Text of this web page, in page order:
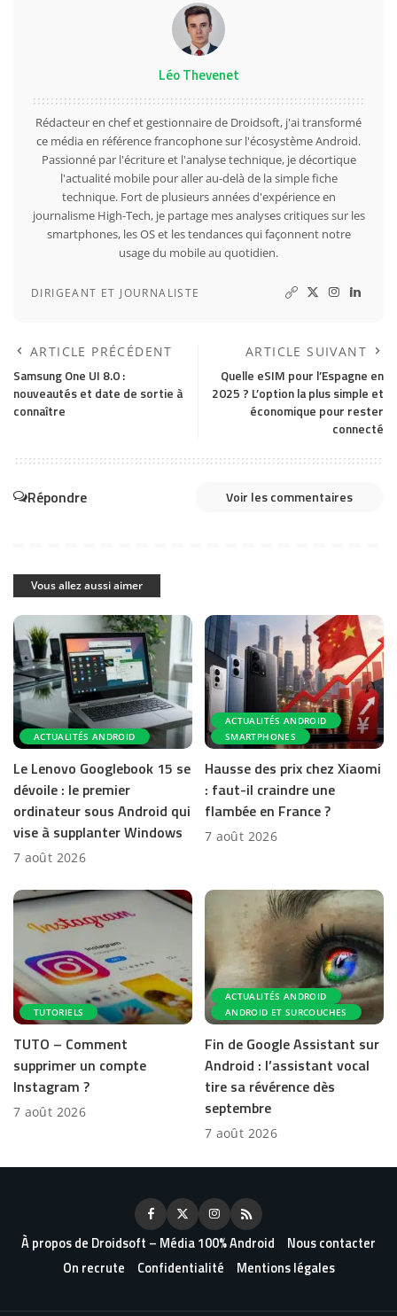
Léo Thevenet
Rédacteur en chef et gestionnaire de Droidsoft, j'ai transformé
ce média en référence francophone sur l'écosystème Android.
Passionné par l'écriture et l'analyse technique, je décortique
l'actualité mobile pour aller au-delà de la simple fiche
technique. Fort de plusieurs années d'expérience en
journalisme High-Tech, je partage mes analyses critiques sur les
smartphones, les OS et les tendances qui façonnent notre
usage du mobile au quotidien.
DIRIGEANT ET JOURNALISTE
ARTICLE PRÉCÉDENT
Samsung One UI 8.0 :
nouveautés et date de sortie à
connaître
ARTICLE SUIVANT
Quelle eSIM pour l’Espagne en
2025 ? L’option la plus simple et
économique pour rester
connecté
Répondre Voir les commentaires
Vous allez aussi aimer
ACTUALITÉS ANDROID
Le Lenovo Googlebook 15 se
dévoile : le premier
ordinateur sous Android qui
vise à supplanter Windows
7 août 2026
ACTUALITÉS ANDROID
SMARTPHONES
Hausse des prix chez Xiaomi
: faut-il craindre une
flambée en France ?
7 août 2026
TUTORIELS
TUTO – Comment
supprimer un compte
Instagram ?
7 août 2026
ACTUALITÉS ANDROID
ANDROID ET SURCOUCHES
Fin de Google Assistant sur
Android : l’assistant vocal
tire sa révérence dès
septembre
7 août 2026
À propos de Droidsoft – Média 100% Android
Nous contacter
On recrute
Confidentialité Mentions légales